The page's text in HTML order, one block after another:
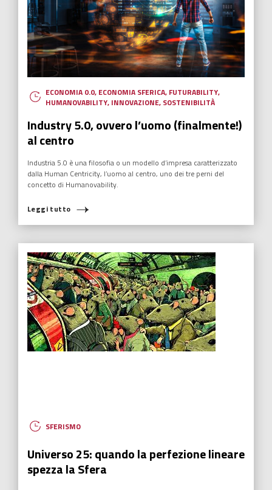
ECONOMIA 0.0, ECONOMIA SFERICA, FUTURABILITY,
HUMANOVABILITY, INNOVAZIONE, SOSTENIBILITÀ
Industry 5.0, ovvero l’uomo (finalmente!)
al centro
Industria 5.0 è una filosofia o un modello d’impresa caratterizzato
dalla Human Centricity, l’uomo al centro, uno dei tre perni del
concetto di Humanovability.
Leggi tutto
SFERISMO
Universo 25: quando la perfezione lineare
spezza la Sfera